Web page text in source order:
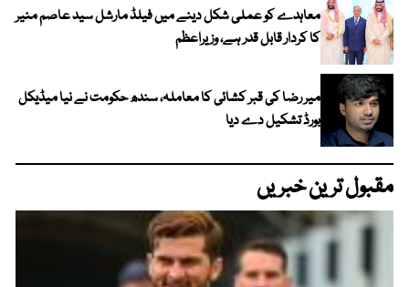
معاہدے کو عملی شکل دینے میں فیلڈ مارشل سید عاصم منیر
کا کردار قابل قدر ہے، وزیراعظم
میر رضا کی قبر کشائی کا معاملہ، سندھ حکومت نے نیا میڈیکل
بورڈ تشکیل دے دیا
مقبول ترین خبریں